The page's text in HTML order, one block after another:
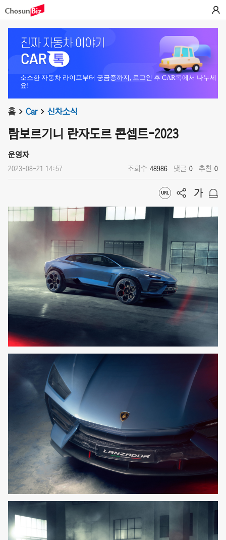
소소한 자동차 라이프부터 궁금증까지, 로그인 후 CAR톡에서 나누세
요!
홈 Car 신차소식
람보르기니 란자도르 콘셉트-2023
운영자
2023-08-21 14:57 조회수 48986 댓글 0 추천 0